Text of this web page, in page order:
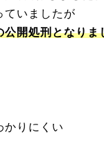
ていましたが
公開処刑となりま
かりにくい